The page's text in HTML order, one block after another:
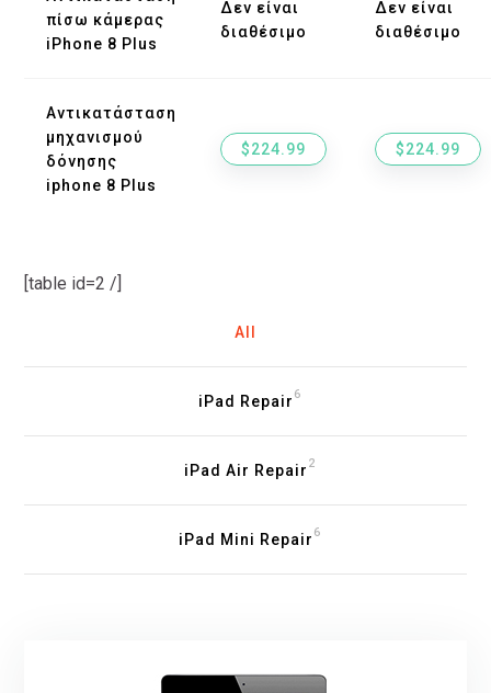
πίσω κάμερας
iPhone 8 Plus
Δεν είναι
διαθέσιμο
Δεν είναι
διαθέσιμο
Αντικατάσταση
μηχανισμού
δόνησης
iphone 8 Plus
$224.99 $224.99
[table id=2 /]
All
iPad Repair 6
iPad Air Repair 2
iPad Mini Repair 6